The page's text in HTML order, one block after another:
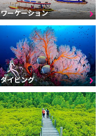
ワーケーション
ダイビング